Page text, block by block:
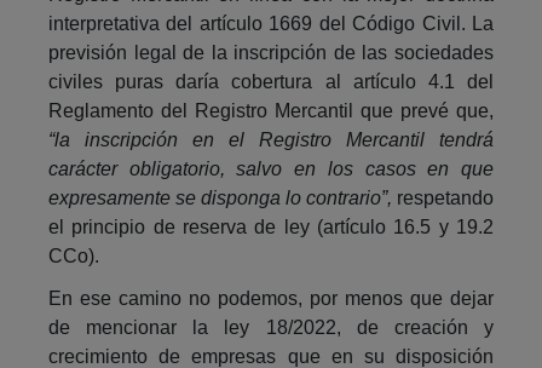
interpretativa del artículo 1669 del Código Civil. La
previsión legal de la inscripción de las sociedades
civiles puras daría cobertura al artículo 4.1 del
Reglamento del Registro Mercantil que prevé que,
“la inscripción en el Registro Mercantil tendrá
carácter obligatorio, salvo en los casos en que
expresamente se disponga lo contrario”, respetando
el principio de reserva de ley (artículo 16.5 y 19.2
CCo).
En ese camino no podemos, por menos que dejar
de mencionar la ley 18/2022, de creación y
crecimiento de empresas que en su disposición